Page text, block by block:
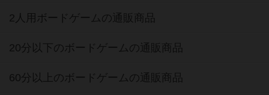
2人用ボードゲームの通販商品
20分以下のボードゲームの通販商品
60分以上のボードゲームの通販商品